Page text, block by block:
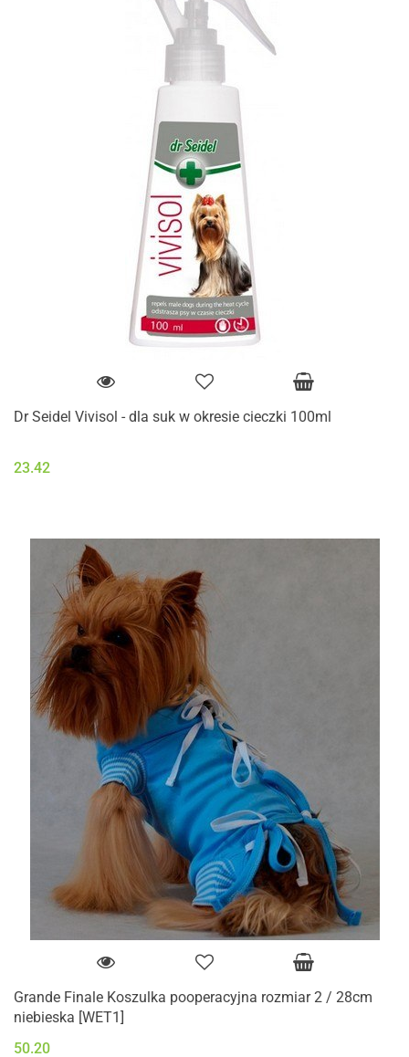
Dr Seidel Vivisol - dla suk w okresie cieczki 100ml
23.42
Grande Finale Koszulka pooperacyjna rozmiar 2 / 28cm
niebieska [WET1]
50.20